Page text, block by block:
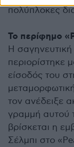
πολύπλοκες
Το περίφημο
Η
περιορίστηκε
είσοδός του
τον ανέδειξε
γραμμή αυτού
βρίσκεται η
Σέλμπι στο